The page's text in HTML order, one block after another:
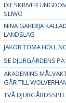
DIF SKRIVER
SLIWO
NINA GARIBIJA
LANDSLAG
JAKOB TOMA HÖLL
SE DJURGÅRDENS
AKADEMINS
GÅR TILL
TVÅ